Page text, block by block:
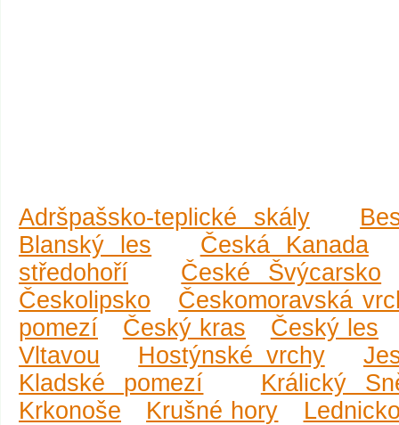
Adršpašsko-teplické skály
Blanský les
Česká Kanada
středohoří
České Švýcarsko
Českolipsko
Českomoravská
pomezí
Český kras
Český les
Vltavou
Hostýnské vrchy
Kladské pomezí
Králický
Krkonoše
Krušné hory